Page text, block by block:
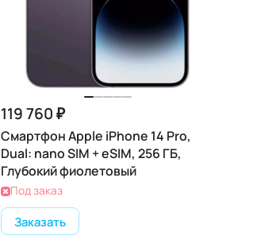
119 760 ₽
Смартфон Apple iPhone 14 Pro,
Dual: nano SIM + eSIM, 256 ГБ,
Глубокий фиолетовый
Под заказ
Заказать